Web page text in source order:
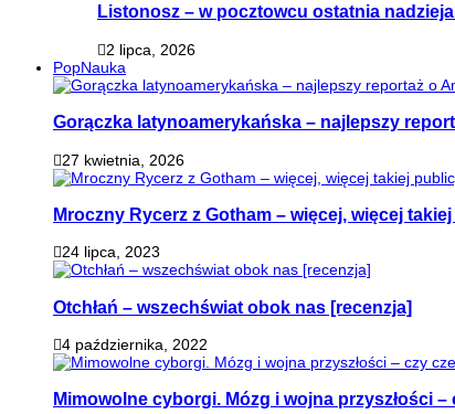
Listonosz – w pocztowcu ostatnia
2 lipca, 2026
PopNauka
Gorączka latynoamerykańska – najlepszy
27 kwietnia, 2026
Mroczny Rycerz z Gotham – więcej, więcej
24 lipca, 2023
Otchłań – wszechświat obok nas [recenzja]
4 października, 2022
Mimowolne cyborgi. Mózg i wojna przyszłości